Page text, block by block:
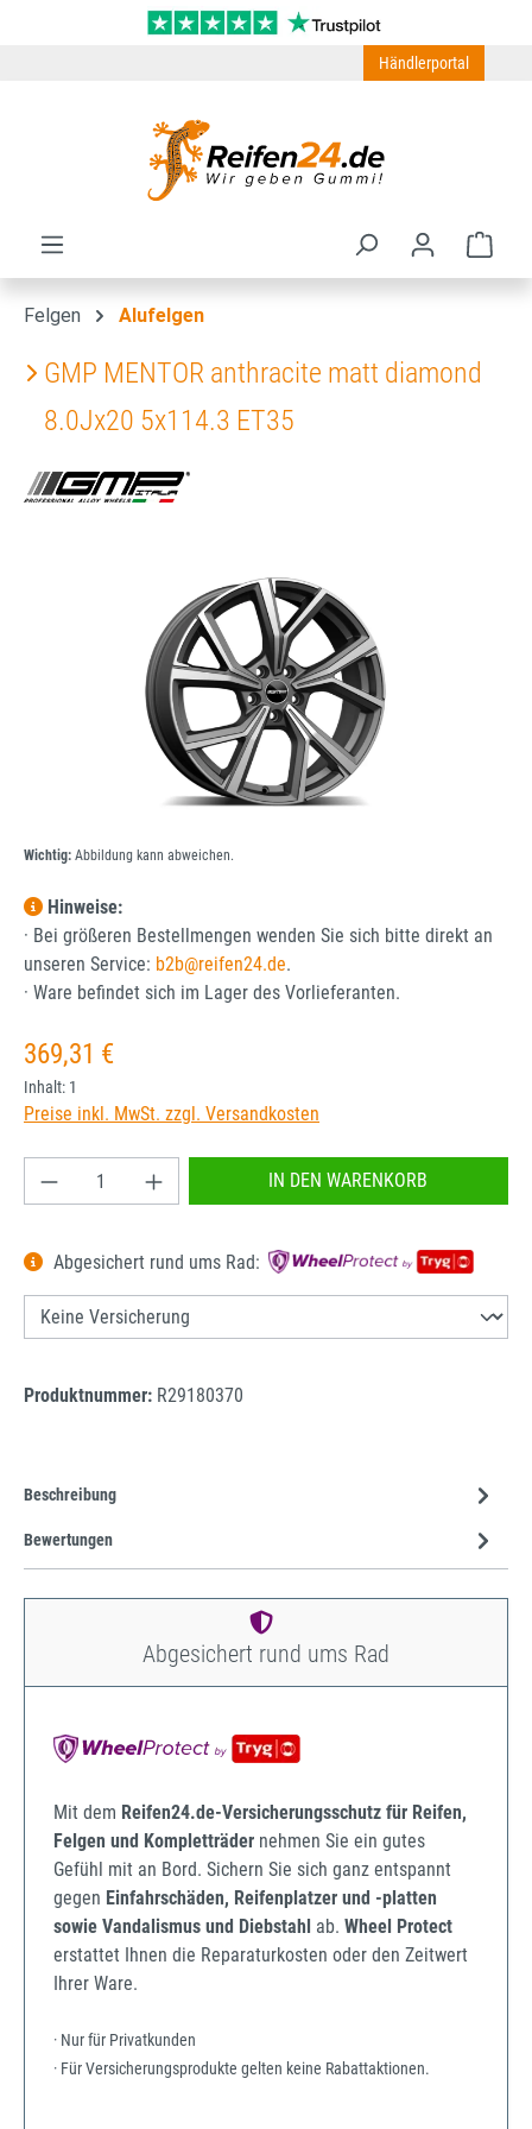
Zum Hauptinhalt springen
Händlerportal
Felgen Alufelgen
GMP MENTOR anthracite matt diamond
8.0Jx20 5x114.3 ET35
Wichtig: Abbildung kann abweichen.
Hinweise:
· Bei größeren Bestellmengen wenden Sie sich bitte direkt an
unseren Service: b2b@reifen24.de.
· Ware befindet sich im Lager des Vorlieferanten.
Regulärer Preis:
369,31 €
Inhalt: 1
Preise inkl. MwSt. zzgl. Versandkosten
Produkt Anzahl: Gib den gewünschten Wert
IN DEN WARENKORB
Abgesichert rund ums Rad:
Produktnummer: R29180370
Beschreibung
Bewertungen
Abgesichert rund ums Rad
Mit dem Reifen24.de-Versicherungsschutz für Reifen,
Felgen und Kompletträder nehmen Sie ein gutes
Gefühl mit an Bord. Sichern Sie sich ganz entspannt
gegen Einfahrschäden, Reifenplatzer und -platten
sowie Vandalismus und Diebstahl ab. Wheel Protect
erstattet Ihnen die Reparaturkosten oder den Zeitwert
Ihrer Ware.
· Nur für Privatkunden
· Für Versicherungsprodukte gelten keine Rabattaktionen.